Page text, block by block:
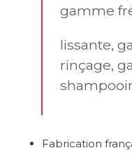
gamme
lissante,
rinçage,
Fabrication